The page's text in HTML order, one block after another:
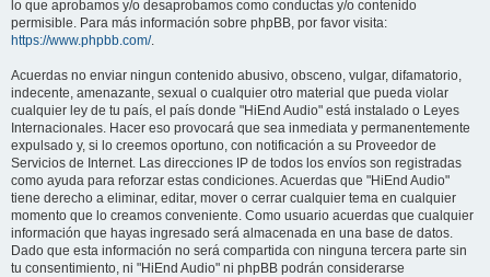
lo que aprobamos y/o desaprobamos como conductas y/o contenido
permisible. Para más información sobre phpBB, por favor visita:
https://www.phpbb.com/.
Acuerdas no enviar ningun contenido abusivo, obsceno, vulgar, difamatorio,
indecente, amenazante, sexual o cualquier otro material que pueda violar
cualquier ley de tu país, el país donde "HiEnd Audio" está instalado o Leyes
Internacionales. Hacer eso provocará que sea inmediata y permanentemente
expulsado y, si lo creemos oportuno, con notificación a su Proveedor de
Servicios de Internet. Las direcciones IP de todos los envíos son registradas
como ayuda para reforzar estas condiciones. Acuerdas que "HiEnd Audio"
tiene derecho a eliminar, editar, mover o cerrar cualquier tema en cualquier
momento que lo creamos conveniente. Como usuario acuerdas que cualquier
información que hayas ingresado será almacenada en una base de datos.
Dado que esta información no será compartida con ninguna tercera parte sin
tu consentimiento, ni "HiEnd Audio" ni phpBB podrán considerarse